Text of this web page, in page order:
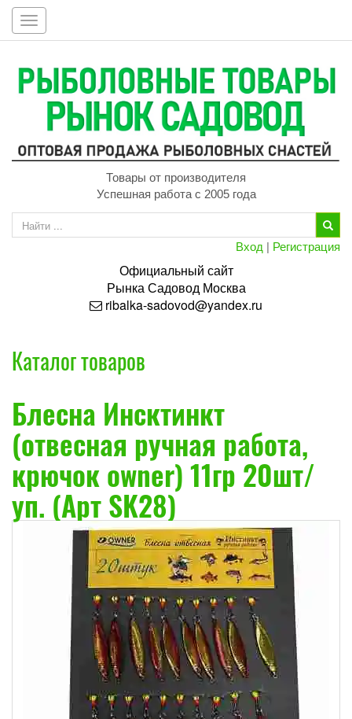
Toggle
navigation
Товары от производителя
Успешная работа с 2005 года
Вход | Регистрация
Официальный сайт
РынкаСадовод Москва
ribalka-sadovod@yandex.ru
Каталог товаров
Блесна Инсктинкт
(отвесная ручная работа,
крючок owner) 11гр 20шт/
уп. (Арт SK28)